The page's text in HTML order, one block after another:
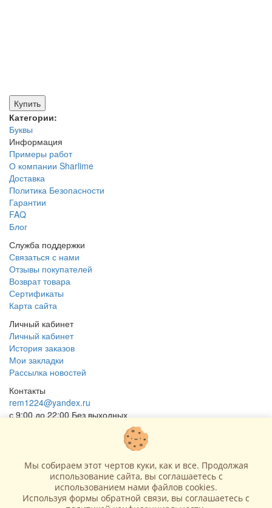
Купить
Категории:
Буквы
Информация
Примеры работ
О компании Sharlime
Доставка
Политика Безопасности
Гарантии
FAQ
Блог
Служба поддержки
Связаться с нами
Отзывы покупателей
Возврат товара
Сертификаты
Карта сайта
Личный кабинет
Личный кабинет
История заказов
Мои закладки
Рассылка новостей
Контакты
rem1224@yandex.ru
с 9:00 до 22:00 Без выходных
Г. Москва ул. Коровинское шоссе 35 стр 2
(с) 2015 - 2026 “SharLime”, копирование контента запрещено и
преследуется законом!
Мы собираем этот чертов куки, как и все. Продолжая
использование сайта, вы соглашаетесь c
использованием нами файлов cookies.
Используя формы обратной связи, вы соглашаетесь с